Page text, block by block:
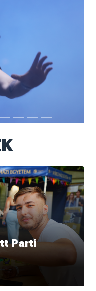
Parti
Pont Ott Parti